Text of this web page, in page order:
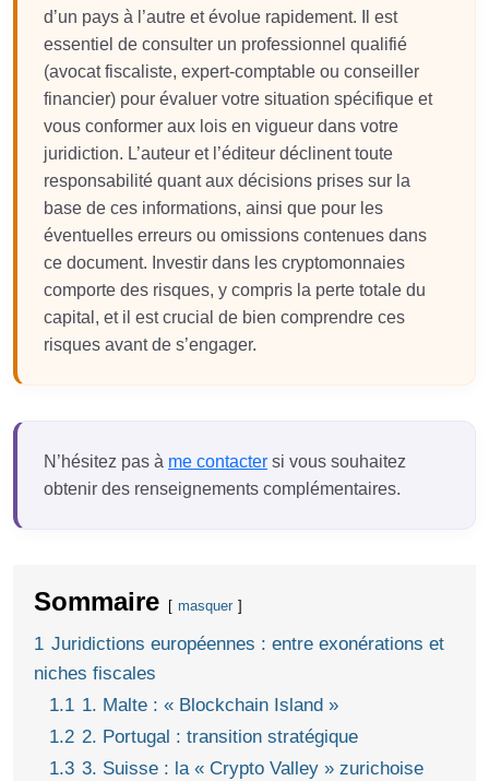
d’un pays à l’autre et évolue rapidement. Il est
essentiel de consulter un professionnel qualifié
(avocat fiscaliste, expert-comptable ou conseiller
financier) pour évaluer votre situation spécifique et
vous conformer aux lois en vigueur dans votre
juridiction. L’auteur et l’éditeur déclinent toute
responsabilité quant aux décisions prises sur la
base de ces informations, ainsi que pour les
éventuelles erreurs ou omissions contenues dans
ce document. Investir dans les cryptomonnaies
comporte des risques, y compris la perte totale du
capital, et il est crucial de bien comprendre ces
risques avant de s’engager.
N’hésitez pas à me contacter si vous souhaitez
obtenir des renseignements complémentaires.
Sommaire masquer
1 Juridictions européennes : entre exonérations et
niches fiscales
1.1 1. Malte : « Blockchain Island »
1.2 2. Portugal : transition stratégique
1.3 3. Suisse : la « Crypto Valley » zurichoise